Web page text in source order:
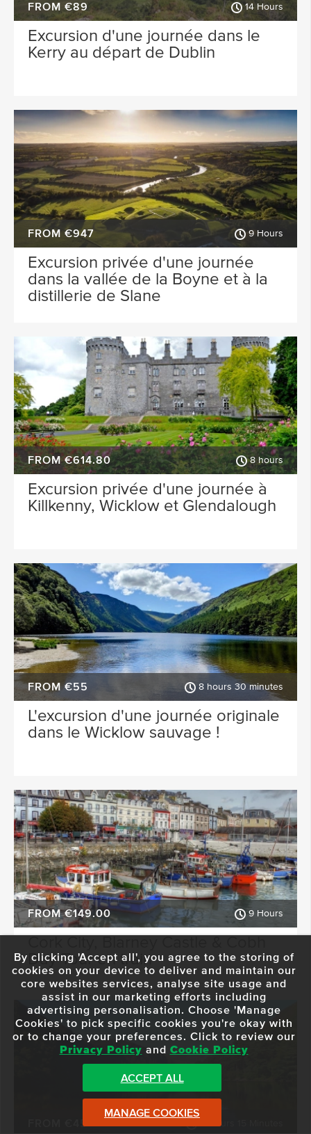
FROM €89 14 Hours
Excursion d'une journée dans le
Kerry au départ de Dublin
FROM €947 9 Hours
Excursion privée d'une journée
dans la vallée de la Boyne et à la
distillerie de Slane
FROM €614.80 8 hours
Excursion privée d'une journée à
Killkenny, Wicklow et Glendalough
FROM €55 8 hours 30 minutes
L'excursion d'une journée originale
dans le Wicklow sauvage !
FROM €149.00 9 Hours
Day Tour en train
FROM €45 9 Hours 15 Minutes
By clicking 'Accept all', you agree to the storing of
cookies on your device to deliver and maintain our
core websites services, analyse site usage and
assist in our marketing efforts including
advertising personalisation. Choose 'Manage
Cookies' to pick specific cookies you're okay with
or to change your preferences. Click to review our
Privacy Policy and Cookie Policy
ACCEPT ALL
MANAGE COOKIES